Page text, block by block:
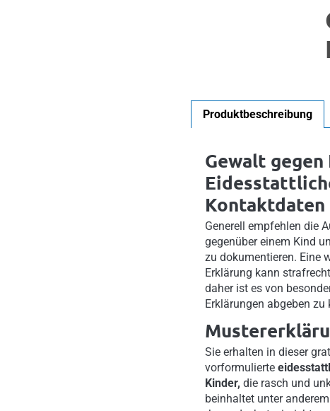
Produktbeschreibung
Gewalt
Kontaktdaten
Generell empfehlen die
gegenüber einem Kind
zu dokumentieren. Eine
Erklärung kann
daher ist es von
Erklärungen abgeben zu
Sie erhalten in dieser
vorformulierte
Kinder, die rasch und
beinhaltet unter